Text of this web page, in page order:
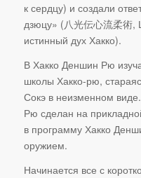
к сердцу) и создали
дзюцу» (八光伝心流柔術
истинный дух Хакко).
В Хакко Деншин Рю
школы Хакко-рю,
Сокэ в неизменном
Рю сделан на
в программу Хакко
оружием.
Начинается все с